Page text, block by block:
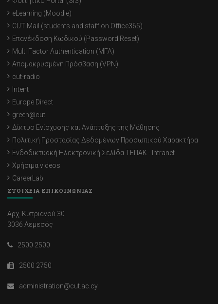
eLearning (Moodle)
CUT Mail (students and staff on Office365)
Επανέκδοση Κωδικού (Password Reset)
Multi Factor Authentication (MFA)
Απομακρυσμένη Πρόσβαση (VPN)
cut-radio
Intent
Europe Direct
green@cut
Δίκτυο Ενίσχυσης και Ανάπτυξης της Μάθησης
Πολιτική Προστασίας Δεδομένων Προσωπικού Χαρακτήρα
Ενδοδικτυακή Ηλεκτρονική Σελίδα ΤΕΠΑΚ - Intranet
Χρήσιμα videos
CareerLab
ΣΤΟΙΧΕΙΑ ΕΠΙΚΟΙΝΩΝΙΑΣ
Αρχ. Κυπριανού 30
3036 Λεμεσός
2500 2500
2500 2750
administration@cut.ac.cy